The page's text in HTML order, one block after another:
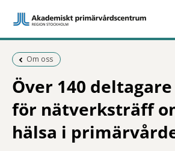
Föregående sida:
Om oss
Över 140
för nätverksträff
hälsa i